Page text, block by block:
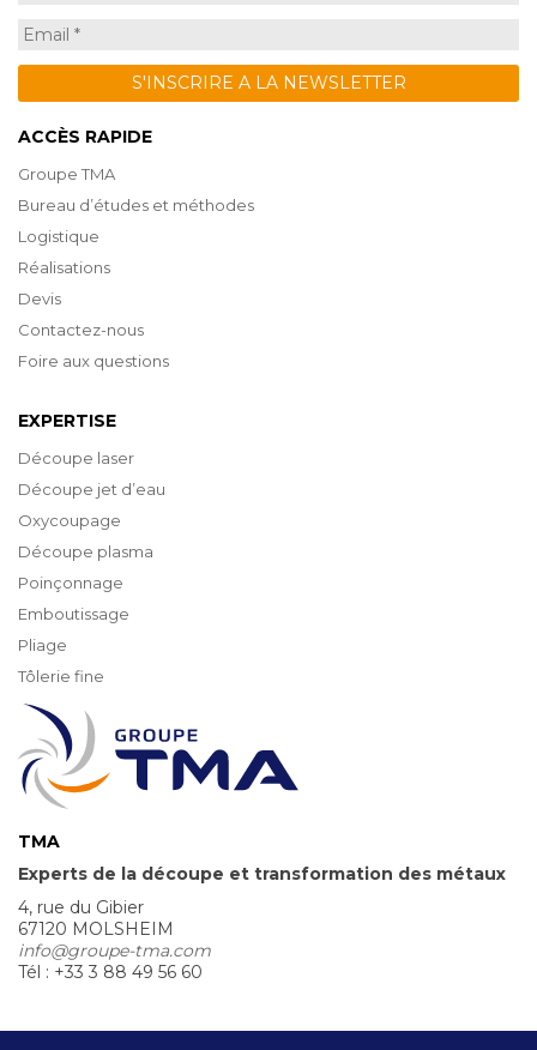
ACCÈS RAPIDE
Groupe TMA
Bureau d’études et méthodes
Logistique
Réalisations
Devis
Contactez-nous
Foire aux questions
EXPERTISE
Découpe laser
Découpe jet d’eau
Oxycoupage
Découpe plasma
Poinçonnage
Emboutissage
Pliage
Tôlerie fine
TMA
Experts de la découpe et transformation des métaux
4, rue du Gibier
67120 MOLSHEIM
info@groupe-tma.com
Tél : +33 3 88 49 56 60